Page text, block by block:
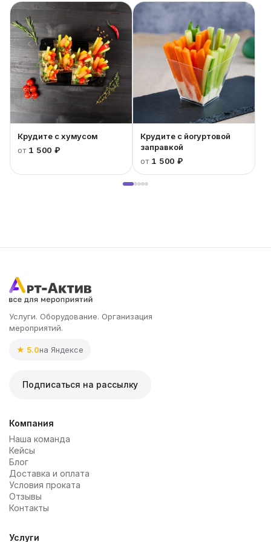
Крудите с хумусом
от 1 500 ₽
Крудите с йогуртовой
заправкой
от 1 500 ₽
Услуги. Оборудование. Организация
мероприятий.
★ 5.0на Яндексе
Подписаться на рассылку
Компания
Наша команда
Кейсы
Блог
Доставка и оплата
Условия проката
Отзывы
Контакты
Услуги